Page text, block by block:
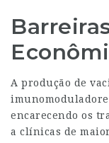
A produção de
encarecendo os
a clínicas de